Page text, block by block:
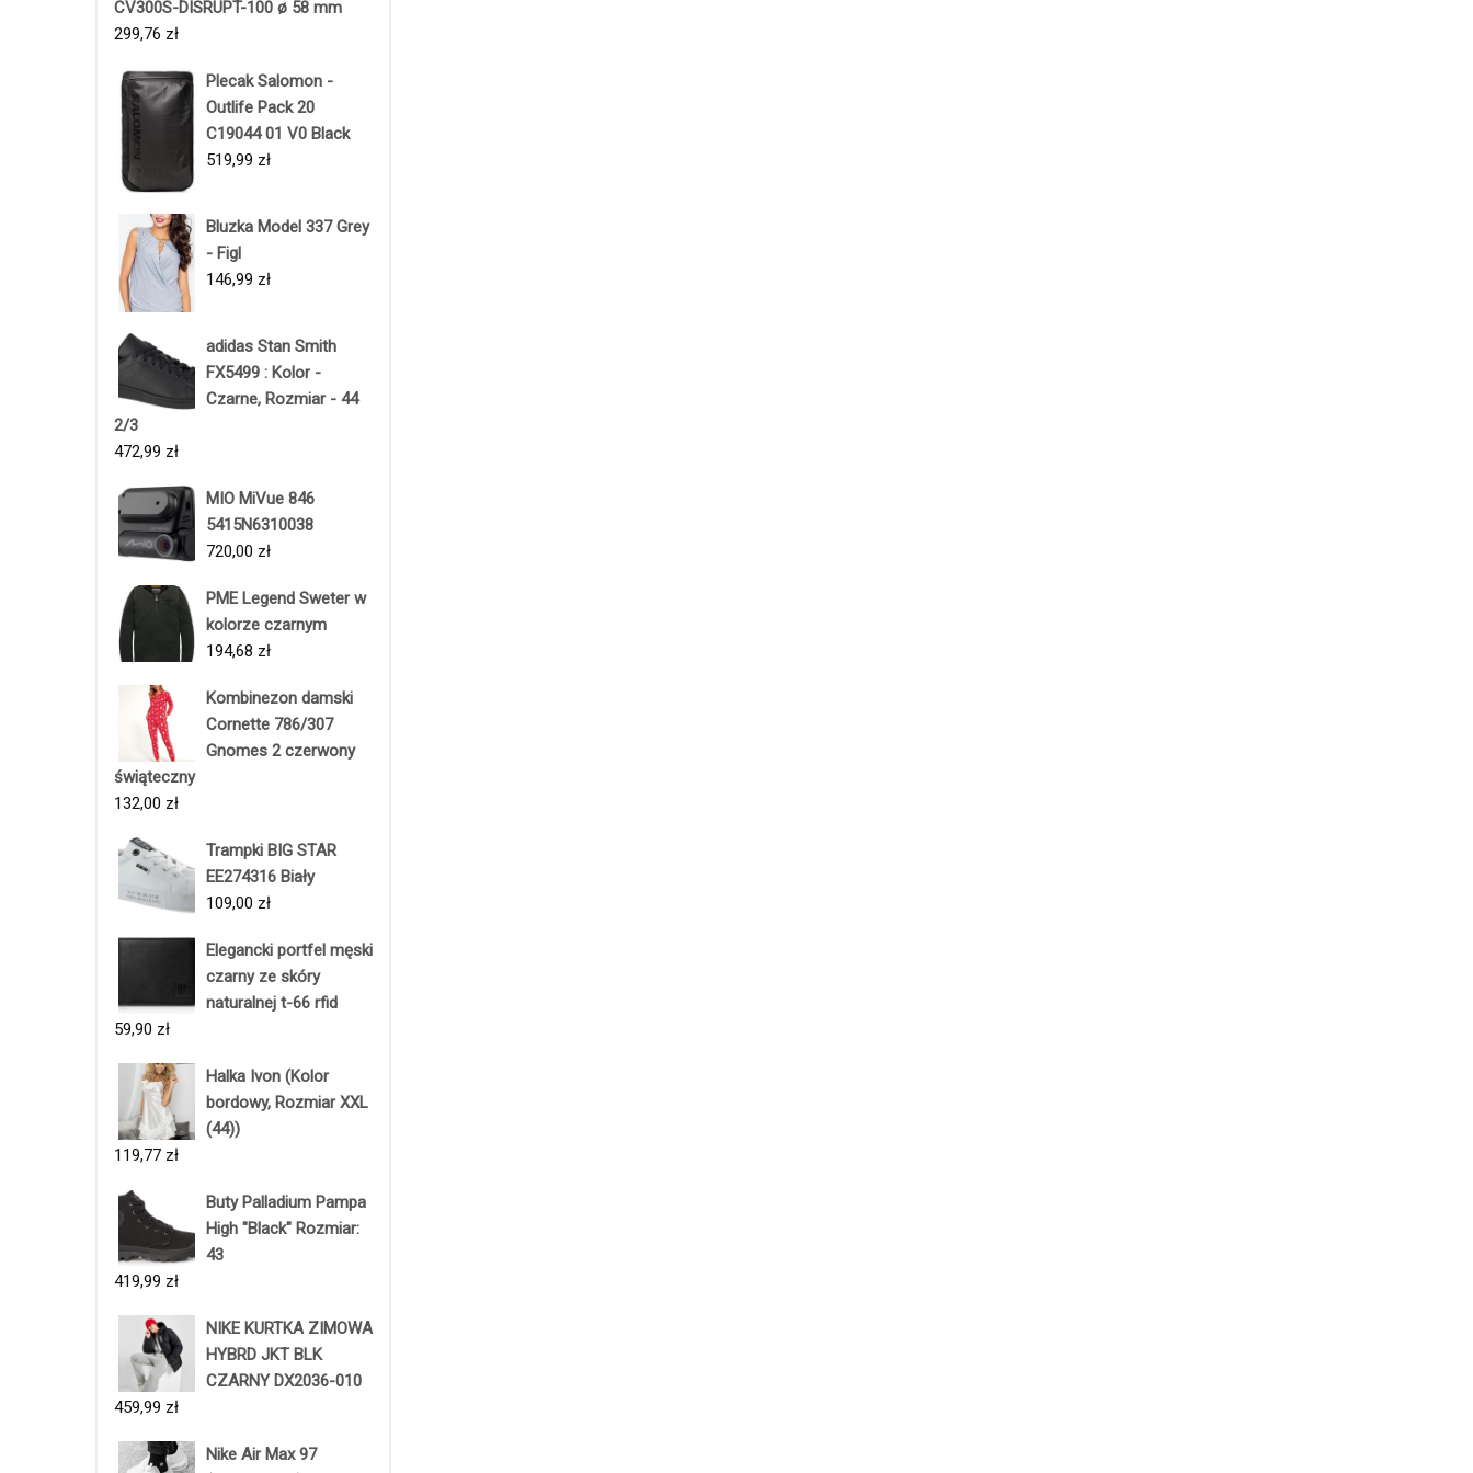
CV300S-DISRUPT-100 ø 58 mm
299,76 zł
Plecak Salomon -
Outlife Pack 20
C19044 01 V0 Black
519,99 zł
Bluzka Model 337 Grey
- Figl
146,99 zł
adidas Stan Smith
FX5499 : Kolor -
Czarne, Rozmiar - 44
2/3
472,99 zł
MIO MiVue 846
5415N6310038
720,00 zł
PME Legend Sweter w
kolorze czarnym
194,68 zł
Kombinezon damski
Cornette 786/307
Gnomes 2 czerwony
świąteczny
132,00 zł
Trampki BIG STAR
EE274316 Biały
109,00 zł
Elegancki portfel męski
czarny ze skóry
naturalnej t-66 rfid
59,90 zł
Halka Ivon (Kolor
bordowy, Rozmiar XXL
(44))
119,77 zł
Buty Palladium Pampa
High "Black" Rozmiar:
43
419,99 zł
NIKE KURTKA ZIMOWA
HYBRD JKT BLK
CZARNY DX2036-010
459,99 zł
Nike Air Max 97